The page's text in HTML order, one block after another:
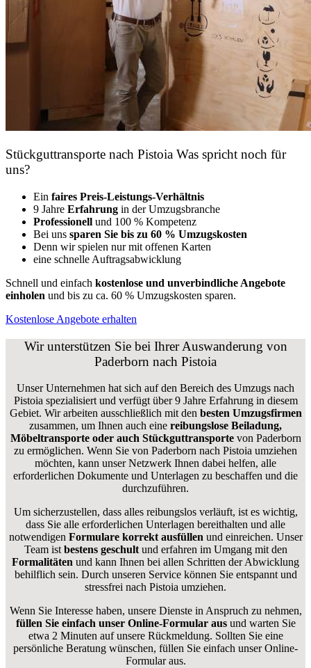
Stückguttransporte nach Pistoia Was spricht noch für
uns?
Ein faires Preis-Leistungs-Verhältnis
9 Jahre Erfahrung in der Umzugsbranche
Professionell und 100 % Kompetenz
Bei uns sparen Sie bis zu 60 % Umzugskosten
Denn wir spielen nur mit offenen Karten
eine schnelle Auftragsabwicklung
Schnell und einfach kostenlose und unverbindliche Angebote
einholen und bis zu ca. 60 % Umzugskosten sparen.
Kostenlose Angebote erhalten
Wir unterstützen Sie bei Ihrer Auswanderung von
Paderborn nach Pistoia
Unser Unternehmen hat sich auf den Bereich des Umzugs nach
Pistoia spezialisiert und verfügt über 9 Jahre Erfahrung in diesem
Gebiet. Wir arbeiten ausschließlich mit den besten Umzugsfirmen
zusammen, um Ihnen auch eine reibungslose Beiladung,
Möbeltransporte oder auch Stückguttransporte von Paderborn
zu ermöglichen. Wenn Sie von Paderborn nach Pistoia umziehen
möchten, kann unser Netzwerk Ihnen dabei helfen, alle
erforderlichen Dokumente und Unterlagen zu beschaffen und die
durchzuführen.
Um sicherzustellen, dass alles reibungslos verläuft, ist es wichtig,
dass Sie alle erforderlichen Unterlagen bereithalten und alle
notwendigen Formulare korrekt ausfüllen und einreichen. Unser
Team istbestens geschultund erfahren im Umgang mit den
Formalitäten und kann Ihnen bei allen Schritten der Abwicklung
behilflich sein. Durch unseren Service können Sie entspannt und
stressfrei nach Pistoia umziehen.
Wenn Sie Interesse haben, unsere Dienste in Anspruch zu nehmen,
füllen Sie einfach unser Online-Formular ausund warten Sie
etwa 2 Minuten auf unsere Rückmeldung. Sollten Sie eine
persönliche Beratung wünschen, füllen Sie einfach unser Online-
Formular aus.